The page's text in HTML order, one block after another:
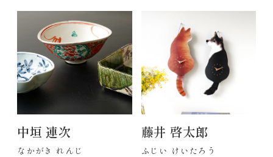
中垣 連次
なかがき れんじ
藤井 啓太郎
ふじい けいたろう